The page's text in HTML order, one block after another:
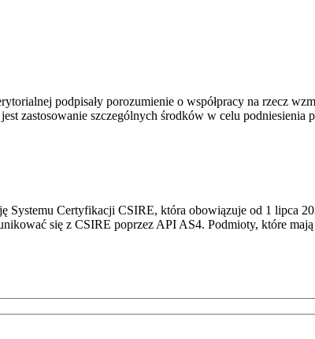
podpisały porozumienie o współpracy na rzecz
zastosowanie szczególnych środków w celu
Systemu Certyfikacji CSIRE, która obowiązuje od 1 lipca
się z CSIRE poprzez API AS4. Podmioty, które